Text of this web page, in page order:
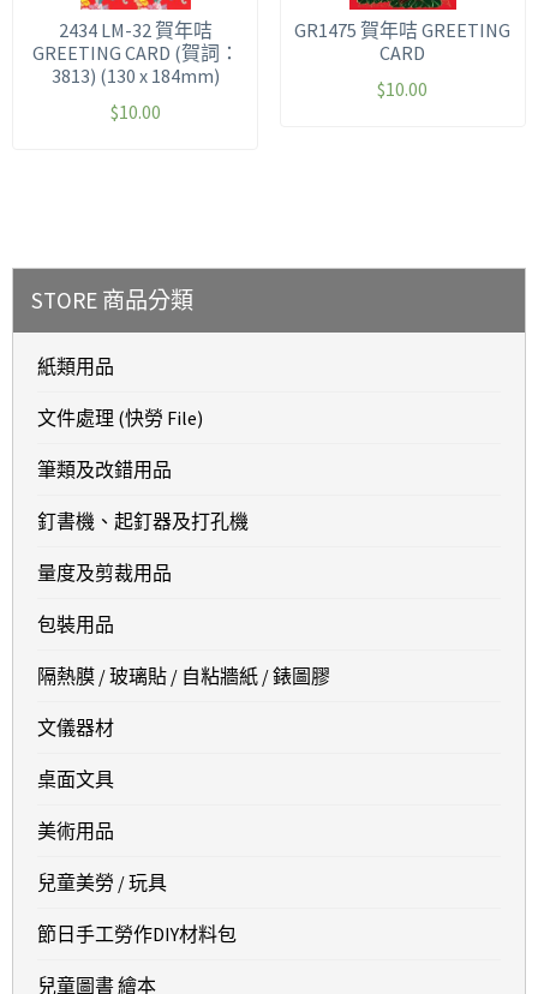
2434 LM-32 賀年咭
GREETING CARD (賀詞：
3813) (130 x 184mm)
$10.00
GR1475 賀年咭 GREETING
CARD
$10.00
STORE 商品分類
紙類用品
文件處理 (快勞 File)
筆類及改錯用品
釘書機、起釘器及打孔機
量度及剪裁用品
包裝用品
隔熱膜 / 玻璃貼 / 自粘牆紙 / 錶圖膠
文儀器材
桌面文具
美術用品
兒童美勞 / 玩具
節日手工勞作DIY材料包
兒童圖書 繪本